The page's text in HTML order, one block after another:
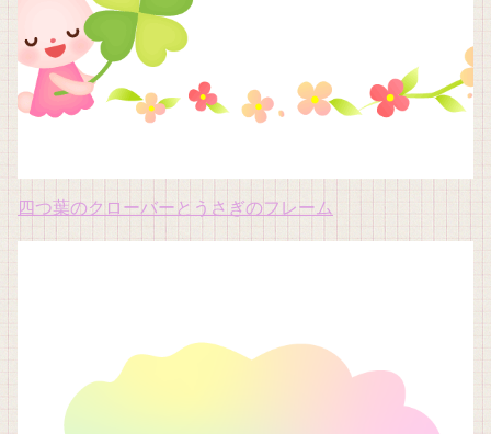
四つ葉のクローバーとうさぎのフレーム